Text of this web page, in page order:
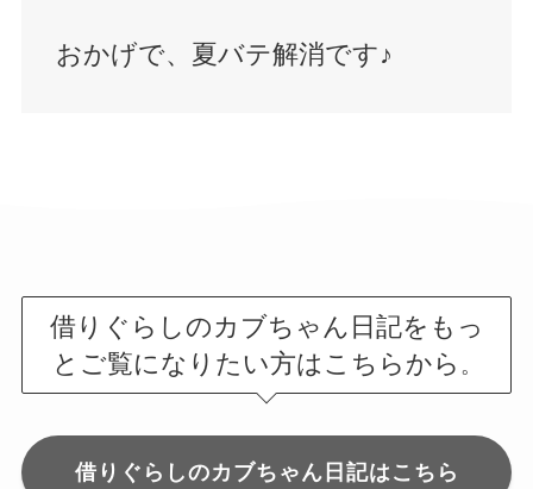
おかげで、夏バテ解消です♪
借りぐらしのカブちゃん日記をもっ
とご覧になりたい方はこちらから 。
借りぐらしのカブちゃん日記はこちら